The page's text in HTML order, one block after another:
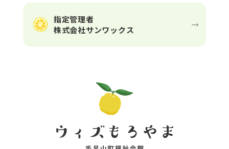
指定管理者
株式会社サンワックス